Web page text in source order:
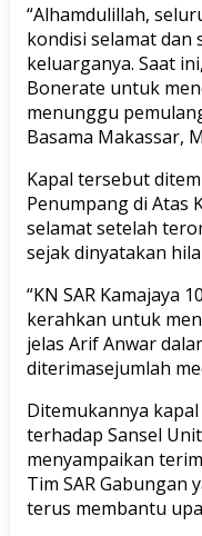
“Alhamdulillah,
kondisi selamat dan
keluarganya. Saat
Bonerate untuk
menunggu
Basama Makassar,
Kapal tersebut
Penumpang di Atas
selamat setelah
sejak dinyatakan
“KN SAR Kamajaya
kerahkan untuk
jelas Arif Anwar
diterimasejumlah
Ditemukannya
terhadap Sansel
menyampaikan
Tim SAR Gabungan
terus membantu